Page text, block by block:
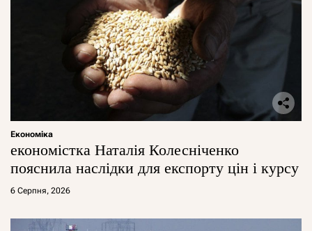
Економіка
економістка Наталія Колесніченко
пояснила наслідки для експорту цін і курсу
6 Серпня, 2026